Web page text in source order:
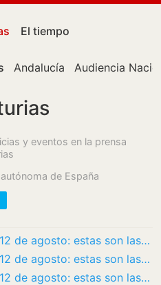
El tiempo
Andalucía Audiencia
y eventos en la prensa
de España
Eclipse solar del 12 de agosto: estas son las advertencias de la DGT
Eclipse solar del 12 de agosto: estas son las advertencias de la DGT
Eclipse solar del 12 de agosto: estas son las advertencias de la DGT